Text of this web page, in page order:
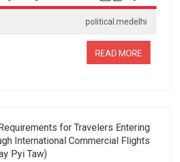
political.medelhi
READ MORE
for Travelers Entering
International Commercial Flights
Pyi Taw)